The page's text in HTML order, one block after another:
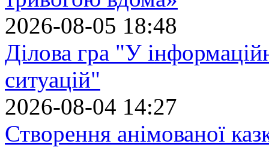
2026-08-05 18:48
Ділова гра "У
ситуацій"
2026-08-04 14:27
Створення анімованої